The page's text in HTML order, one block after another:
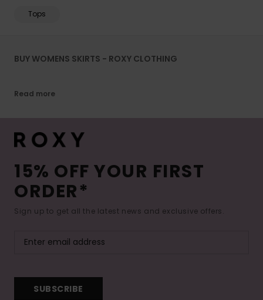
Tops
BUY WOMENS SKIRTS - ROXY CLOTHING
Read more
15% OFF YOUR FIRST
ORDER*
Sign up to get all the latest news and exclusive offers.
SUBSCRIBE